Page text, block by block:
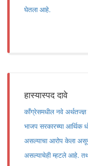
घेतला आहे.
हास्यास्पद दावे
काँग्रेसमधील नवे अर्थतज्ज्ञ
भाजप सरकारच्या आर्थिक
असल्याचा आरोप केला
असल्याचेही म्हटले आहे.